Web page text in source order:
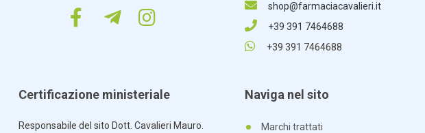
shop@farmaciacavalieri.it
+39 391 7464688
+39 391 7464688
Certificazione ministeriale
Responsabile del sito Dott. Cavalieri Mauro.
Naviga nel sito
Marchi trattati